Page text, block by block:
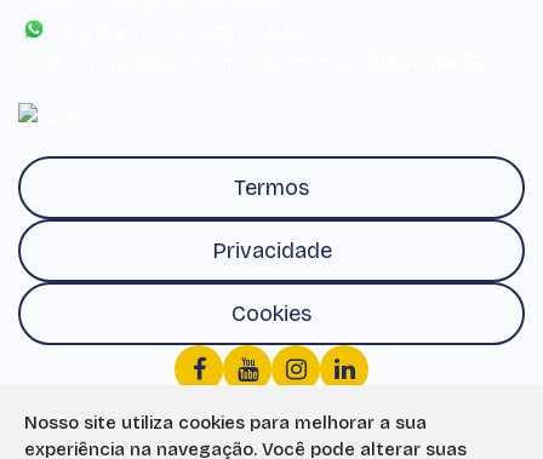
Nosso site utiliza cookies para melhorar a sua
experiência na navegação. Você pode alterar suas
Termos
Privacidade
Cookies